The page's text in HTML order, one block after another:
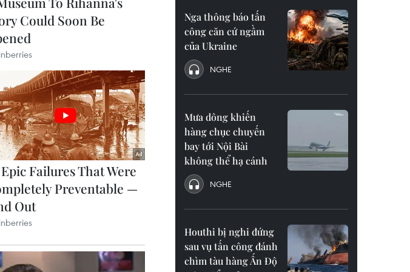
Nga thông báo tấn
công căn cứ ngầm
của Ukraine
NGHE
Mưa dông khiến
hàng chục chuyến
bay tới Nội Bài
không thể hạ cánh
NGHE
Houthi bị nghi đứng
sau vụ tấn công đánh
chìm tàu hàng Ấn Độ